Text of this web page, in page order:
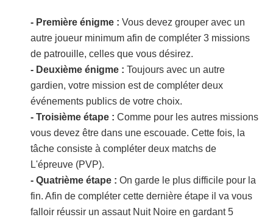
- Première énigme : Vous devez grouper avec un
autre joueur minimum afin de compléter 3 missions
de patrouille, celles que vous désirez.
- Deuxième énigme : Toujours avec un autre
gardien, votre mission est de compléter deux
événements publics de votre choix.
- Troisième étape : Comme pour les autres missions
vous devez être dans une escouade. Cette fois, la
tâche consiste à compléter deux matchs de
L'épreuve (PVP).
- Quatrième étape : On garde le plus difficile pour la
fin. Afin de compléter cette dernière étape il va vous
falloir réussir un assaut Nuit Noire en gardant 5